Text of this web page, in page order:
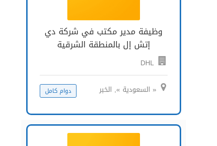
وظيفة مدير مكتب في شركة دي
إتش إل بالمنطقة الشرقية
DHL
« السعودية », الخبر دوام كامل